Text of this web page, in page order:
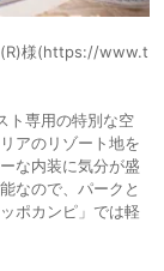
(R)様(https://www.t
ト専用の特別な空
アのリゾート地を
な内装に気分が盛
なので、パークと
ポカンピ」では軽